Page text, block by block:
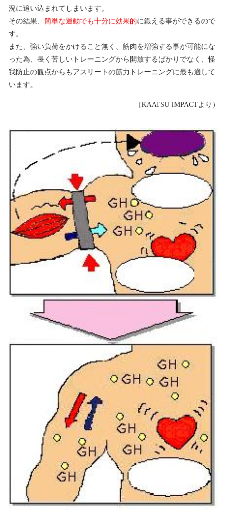
況に追い込まれてしまいます。
その結果、 簡単な運動でも十分に効果的に鍛える事ができるので
す。
また、強い負荷をかけること無く、筋肉を増強する事が可能にな
った為、長く苦しいトレーニングから開放するばかりでなく、怪
我防止の観点からもアスリートの筋力トレーニングに最も適して
います。
（KAATSU IMPACTより）